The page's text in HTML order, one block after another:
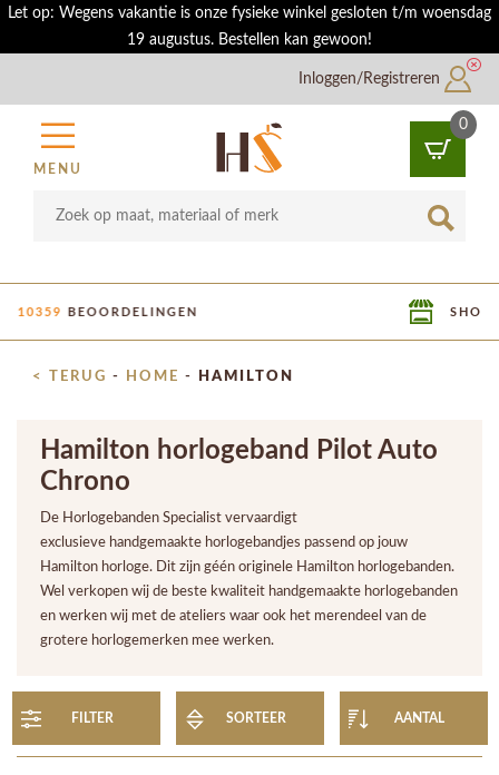
Let op: Wegens vakantie is onze fysieke winkel gesloten t/m woensdag
19 augustus. Bestellen kan gewoon!
Inloggen/Registreren
MENU
0
SHOWROOM IN UTRECHT
< TERUG - HOME - HAMILTON
Hamilton horlogeband Pilot Auto
Chrono
De Horlogebanden Specialist vervaardigt
exclusieve handgemaakte horlogebandjes passend op jouw
Hamilton horloge. Dit zijn géén originele Hamilton horlogebanden.
Wel verkopen wij de beste kwaliteit handgemaakte horlogebanden
en werken wij met de ateliers waar ook het merendeel van de
grotere horlogemerken mee werken.
FILTER SORTEER AANTAL